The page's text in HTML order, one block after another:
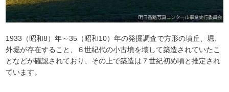
1933（昭和8）年～35（昭和10）年の発掘調査で方形の墳丘、堀、
外堀が存在すること、６世紀代の小古墳を壊して築造されていたこ
となどが確認されており、その上で築造は７世紀初め頃と推定され
ています。